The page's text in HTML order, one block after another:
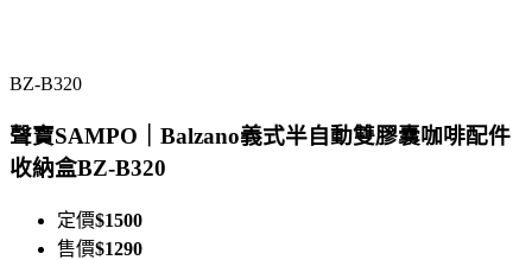
BZ-B320
聲寶SAMPO｜Balzano義式半自動雙膠囊咖啡配件
收納盒BZ-B320
定價$1500
售價$1290